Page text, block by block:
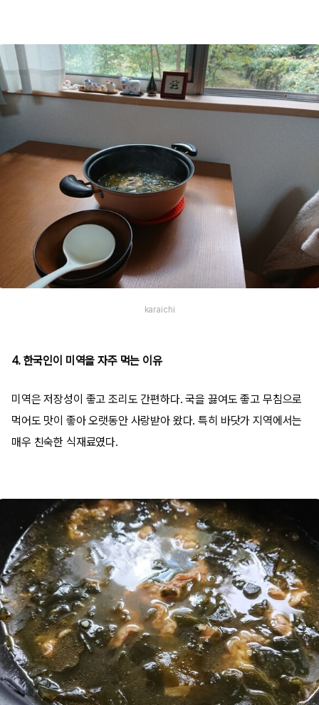
karaichi
4. 한국인이 미역을 자주 먹는 이유
미역은 저장성이 좋고 조리도 간편하다. 국을 끓여도 좋고 무침으로
먹어도 맛이 좋아 오랫동안 사랑받아 왔다. 특히 바닷가 지역에서는
매우 친숙한 식재료였다.